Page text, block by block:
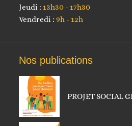
Jeudi : 13h30 - 17h30
Vendredi : 9h - 12h
Nos publications
PROJET SOCIAL